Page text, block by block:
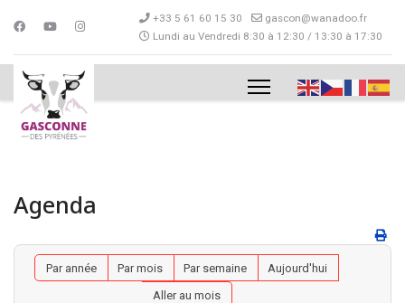
+33 5 61 60 15 30
gascon@wanadoo.fr
Lundi au Vendredi 8:30 à 12:30 / 13:30 à 17:30
Agenda
Par année Par mois Par semaine
Aujourd'hui
Aller au mois